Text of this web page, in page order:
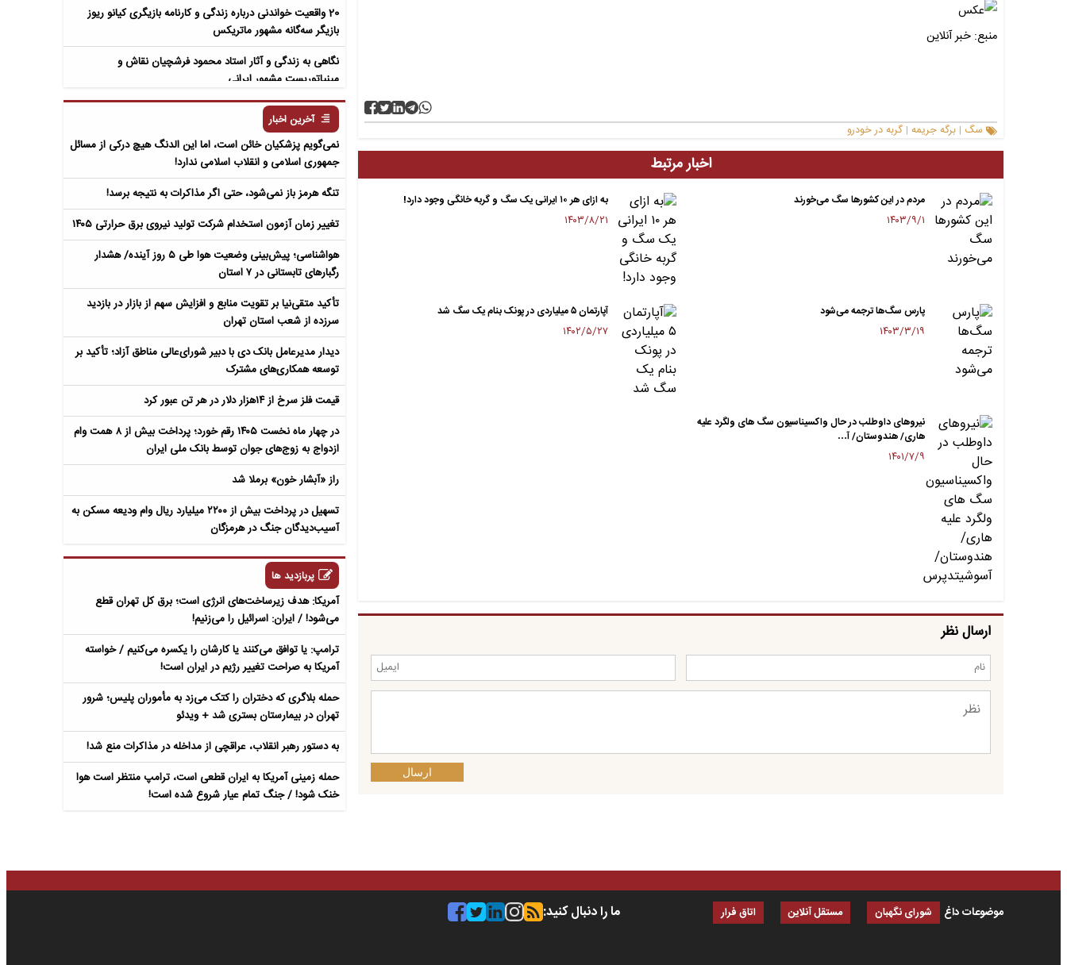
منبع: خبر آنلاین
سگ | برگه جریمه | گربه در خودرو
اخبار مرتبط
مردم در این کشورها سگ می‌خورند
۱۴۰۳/۹/۱
به ازای هر ۱۰ ایرانی یک سگ و گربه خانگی وجود دارد!
۱۴۰۳/۸/۲۱
پارس سگ‌ها ترجمه می‌شود
۱۴۰۳/۳/۱۹
آپارتمان ۵ میلیاردی در پونک بنام یک سگ شد
۱۴۰۲/۵/۲۷
نیروهای داوطلب در حال واکسیناسیون سگ های ولگرد علیه
هاری/ هندوستان/ آ…
۱۴۰۱/۷/۹
ارسال نظر
ارسال
20 واقعیت خواندنی درباره زندگی و کارنامه بازیگری کیانو ریوز
بازیگر سه‌گانه مشهور ماتریکس
نگاهی به زندگی و آثار استاد محمود فرشچیان نقاش و
مینیاتوریست مشهور ایرانی
نگاهی به زندگی و آثار عباس معروفی نویسنده ایرانی و خالق رمان
سمفونی مردگان
آخرین اخبار
نمی‌گویم پزشکیان خائن است، اما این الدنگ هیچ درکی از مسائل
جمهوری اسلامی و انقلاب اسلامی ندارد!
تنگه هرمز باز نمی‌شود، حتی اگر مذاکرات به نتیجه برسد!
تغییر زمان آزمون استخدام شرکت تولید نیروی برق حرارتی ۱۴۰۵
هواشناسی؛ پیش‌بینی وضعیت هوا طی ۵ روز آینده/ هشدار
رگبارهای تابستانی در ۷ استان
تأکید متقی‌نیا بر تقویت منابع و افزایش سهم از بازار در بازدید
سرزده از شعب استان تهران
دیدار مدیرعامل بانک دی با دبیر شورای‌عالی مناطق آزاد؛ تأکید بر
توسعه همکاری‌های مشترک
قیمت فلز سرخ از ۱۴هزار دلار در هر تن عبور کرد
در چهار ماه نخست ۱۴۰۵ رقم خورد؛ پرداخت بیش از ۸ همت وام
ازدواج به زوج‌های جوان توسط بانک ملی ایران
راز «آبشار خون» برملا شد
تسهیل در پرداخت بیش از ۲۲۰۰ میلیارد ریال وام ودیعه مسکن به
آسیب‌دیدگان جنگ در هرمزگان
پربازدید ها
آمریکا: هدف زیرساخت‌های انرژی است؛ برق کل تهران قطع
می‌شود! / ایران: اسرائیل را می‌زنیم!
ترامپ: یا توافق می‌کنند یا کارشان را یکسره می‌کنیم / خواسته
آمریکا به صراحت تغییر رژیم در ایران است!
حمله بلاگری که دختران را کتک می‌زد به مأموران پلیس؛ شرور
تهران در بیمارستان بستری شد + ویدئو
به دستور رهبر انقلاب، عراقچی از مداخله در مذاکرات منع شد!
حمله زمینی آمریکا به ایران قطعی است، ترامپ منتظر است هوا
خنک شود! / جنگ تمام عیار شروع شده است!
موضوعات داغ شورای نگهبان مستقل آنلاین اتاق فرار ما را دنبال کنید: